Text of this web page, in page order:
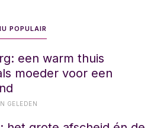
POPULAIR
een warm thuis
moeder voor een
GELEDEN